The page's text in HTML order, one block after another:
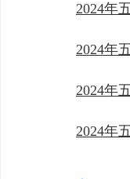
2024年
2024年
2024年
2024年